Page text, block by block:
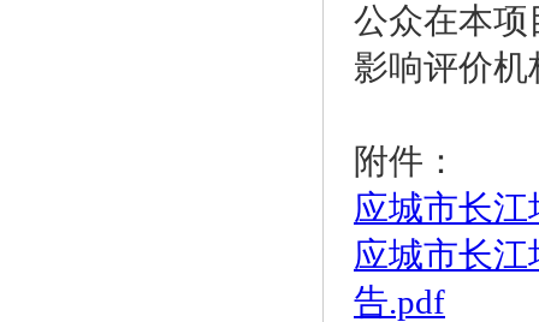
公众在本项
影响评价
附件：
应城市长
应城市长
告.pdf